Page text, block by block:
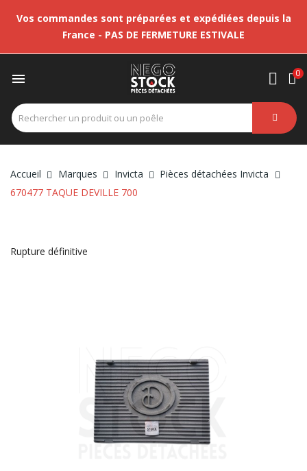
Vos commandes sont préparées et expédiées depuis la
France - PAS DE FERMETURE ESTIVALE
 0
Accueil Marques Invicta
Pièces détachées Invicta
670477 TAQUE DEVILLE 700
Rupture définitive